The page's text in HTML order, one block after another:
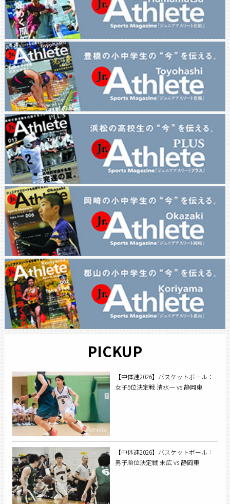
PICKUP
【中体連2026】バスケットボール：
女子5位決定戦 清水一 vs 静岡東
【中体連2026】バスケットボール：
男子順位決定戦 末広 vs 静岡東